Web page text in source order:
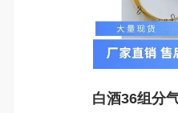
白酒36组分